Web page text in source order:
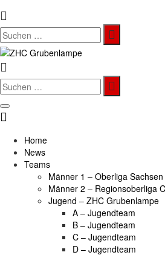
Search
for:
Search
for:
Home
News
Teams
Männer 1 – Oberliga Sachsen
Männer 2 – Regionsoberliga
Jugend – ZHC Grubenlampe
A – Jugendteam
B – Jugendteam
C – Jugendteam
D – Jugendteam